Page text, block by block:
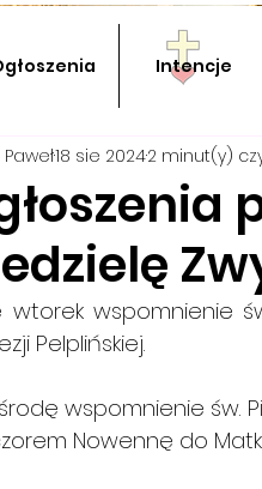
Intencje
Paweł18 sie 20242 minut(y)
wtorek wspomnienie
Pelplińskiej.
wspomnienie św.
Nowennę do